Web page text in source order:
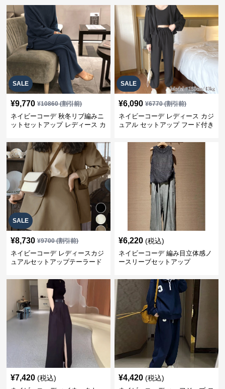
SALE
¥9,770 ¥10860(割引前)
ネイビーコーデ 秋冬リブ編みニ
ットセットアップ レディース カ
SALE
¥6,090 ¥6770(割引前)
ネイビーコーデ レディース カジ
ュアル セットアップ フード付き
SALE
¥8,730 ¥9700(割引前)
ネイビーコーデ レディースカジ
ュアルセットアップテーラード
¥6,220 (税込)
ネイビーコーデ 編み目立体感ノ
ースリーブセットアップ
¥7,420 (税込) ¥4,420 (税込)